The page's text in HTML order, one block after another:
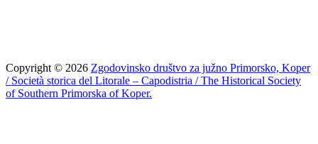
Copyright © 2026 Zgodovinsko društvo za južno Primorsko, Koper
/ Società storica del Litorale – Capodistria / The Historical Society
of Southern Primorska of Koper.